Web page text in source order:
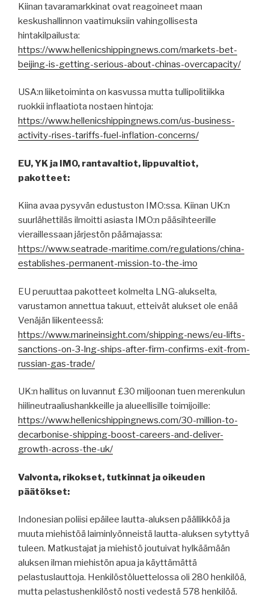
Kiinan tavaramarkkinat ovat reagoineet maan
keskushallinnon vaatimuksiin vahingollisesta
hintakilpailusta:
https://www.hellenicshippingnews.com/markets-bet-
beijing-is-getting-serious-about-chinas-overcapacity/
USA:n liiketoiminta on kasvussa mutta tullipolitiikka
ruokkii inflaatiota nostaen hintoja:
https://www.hellenicshippingnews.com/us-business-
activity-rises-tariffs-fuel-inflation-concerns/
EU, YK ja IMO, rantavaltiot, lippuvaltiot,
pakotteet:
Kiina avaa pysyvän edustuston IMO:ssa. Kiinan UK:n
suurlähettiläs ilmoitti asiasta IMO:n pääsihteerille
vieraillessaan järjestön päämajassa:
https://www.seatrade-maritime.com/regulations/china-
establishes-permanent-mission-to-the-imo
EU peruuttaa pakotteet kolmelta LNG-alukselta,
varustamon annettua takuut, etteivät alukset ole enää
Venäjän liikenteessä:
https://www.marineinsight.com/shipping-news/eu-lifts-
sanctions-on-3-lng-ships-after-firm-confirms-exit-from-
russian-gas-trade/
UK:n hallitus on luvannut £30 miljoonan tuen merenkulun
hiilineutraaliushankkeille ja alueellisille toimijoille:
https://www.hellenicshippingnews.com/30-million-to-
decarbonise-shipping-boost-careers-and-deliver-
growth-across-the-uk/
Valvonta, rikokset, tutkinnat ja oikeuden
päätökset:
Indonesian poliisi epäilee lautta-aluksen päällikköä ja
muuta miehistöä laiminlyönneistä lautta-aluksen sytyttyä
tuleen. Matkustajat ja miehistö joutuivat hylkäämään
aluksen ilman miehistön apua ja käyttämättä
pelastuslauttoja. Henkilöstöluettelossa oli 280 henkilöä,
mutta pelastushenkilöstö nosti vedestä 578 henkilöä.